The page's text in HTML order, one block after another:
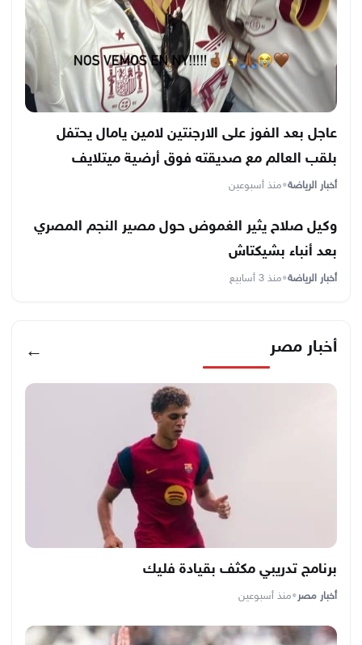
عاجل بعد الفوز على الارجنتين لامين يامال يحتفل
بلقب العالم مع صديقته فوق أرضية ميتلايف
أخبار الرياضة•منذ أسبوعين
وكيل صلاح يثير الغموض حول مصير النجم المصري
بعد أنباء بشيكتاش
أخبار الرياضة•منذ 3 أسابيع
أخبار مصر ←
برنامج تدريبي مكثف بقيادة فليك
أخبار مصر•منذ أسبوعين